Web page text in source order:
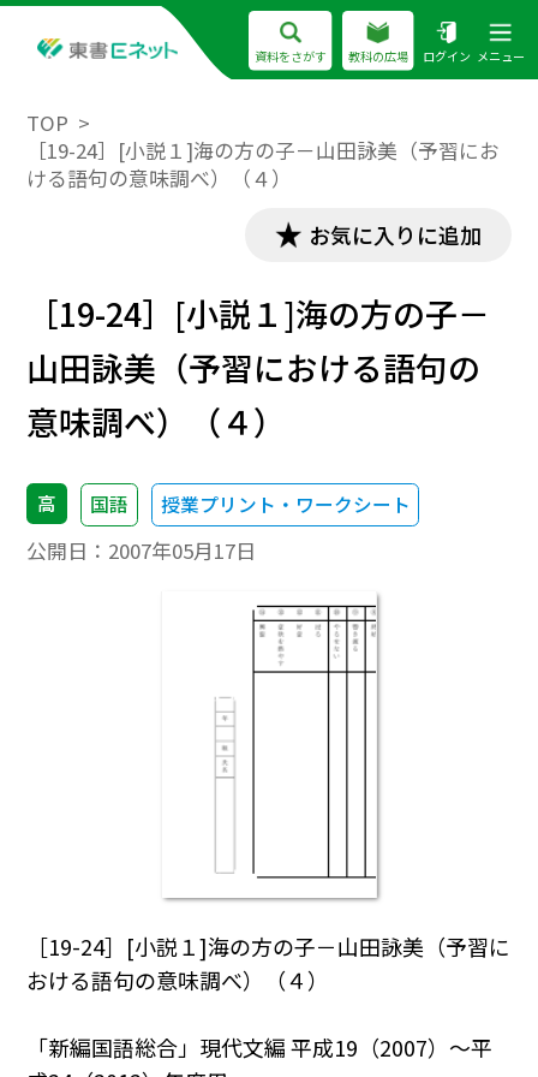
資料をさがす 教科の広場 ログイン メニュー
TOP
［19-24］[小説１]海の方の子－山田詠美（予習にお
ける語句の意味調べ）（４）
お気に入りに追加
［19-24］[小説１]海の方の子－
山田詠美（予習における語句の
意味調べ）（４）
高 国語 授業プリント・ワークシート
公開日： 2007年05月17日
［19-24］[小説１]海の方の子－山田詠美（予習に
おける語句の意味調べ）（４）
「新編国語総合」現代文編 平成19（2007）～平